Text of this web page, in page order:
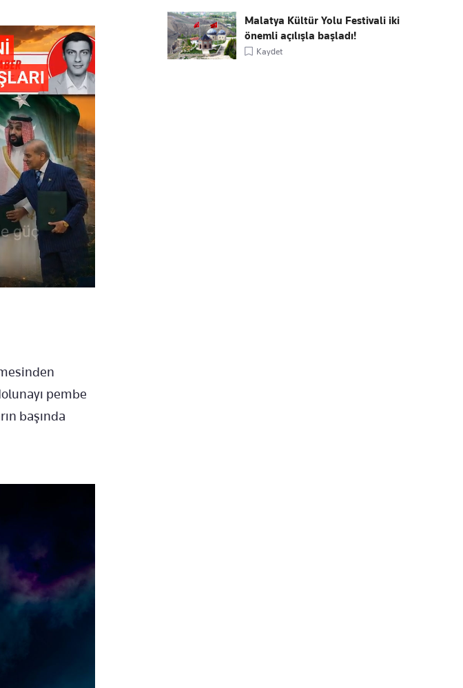
pembe
başında
Malatya Kültür Yolu Festivali iki
önemli açılışla başladı!
Kaydet